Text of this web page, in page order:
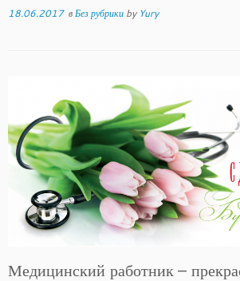
18.06.2017вБез рубрики by Yury
Медицинский работник –